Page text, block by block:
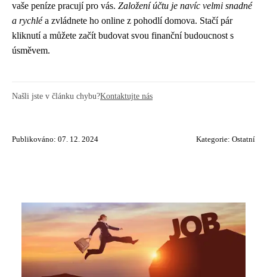
vaše peníze pracují pro vás. Založení účtu je navíc velmi snadné
a rychléa zvládnete ho online z pohodlí domova. Stačí pár
kliknutí a můžete začít budovat svou finanční budoucnost s
úsměvem.
Našli jste v článku chybu?Kontaktujte nás
Publikováno: 07. 12. 2024 Kategorie: Ostatní